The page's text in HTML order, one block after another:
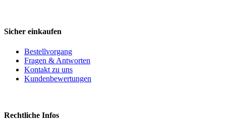
Sicher einkaufen
Bestellvorgang
Fragen & Antworten
Kontakt zu uns
Kundenbewertungen
Rechtliche Infos